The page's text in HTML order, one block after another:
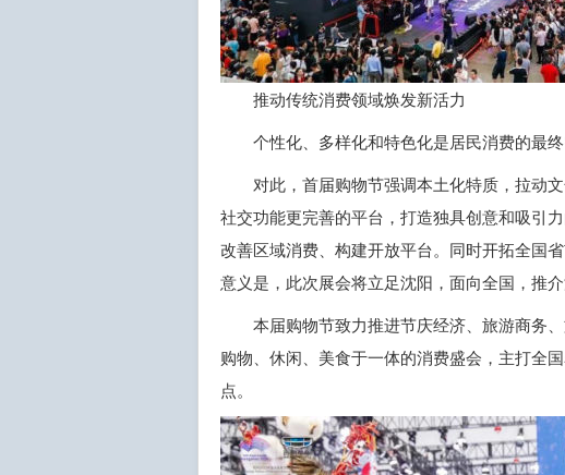
推动传统消费领域焕发新活力
个性化、多样化和特色化是居民消费的最
对此，首届购物节强调本土化特质，拉动
社交功能更完善的平台，打造独具创意和吸引
改善区域消费、构建开放平台。同时开拓全国
意义是，此次展会将立足沈阳，面向全国，推
本届购物节致力推进节庆经济、旅游商务
购物、休闲、美食于一体的消费盛会，主打全
点。